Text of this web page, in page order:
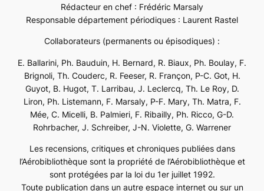
Rédacteur en chef : Frédéric Marsaly
Responsable département périodiques : Laurent Rastel
Collaborateurs (permanents ou épisodiques) :
E. Ballarini, Ph. Bauduin, H. Bernard, R. Biaux, Ph. Boulay, F.
Brignoli, Th. Couderc, R. Feeser, R. Françon, P-C. Got, H.
Guyot, B. Hugot, T. Larribau, J. Leclercq, Th. Le Roy, D.
Liron, Ph. Listemann, F. Marsaly, P-F. Mary, Th. Matra, F.
Mée, C. Micelli, B. Palmieri, F. Ribailly, Ph. Ricco, G-D.
Rohrbacher, J. Schreiber, J-N. Violette, G. Warrener
Les recensions, critiques et chroniques publiées dans
l’Aérobibliothèque sont la propriété de l’Aérobibliothèque et
sont protégées par la loi du 1er juillet 1992.
Toute publication dans un autre espace internet ou sur un